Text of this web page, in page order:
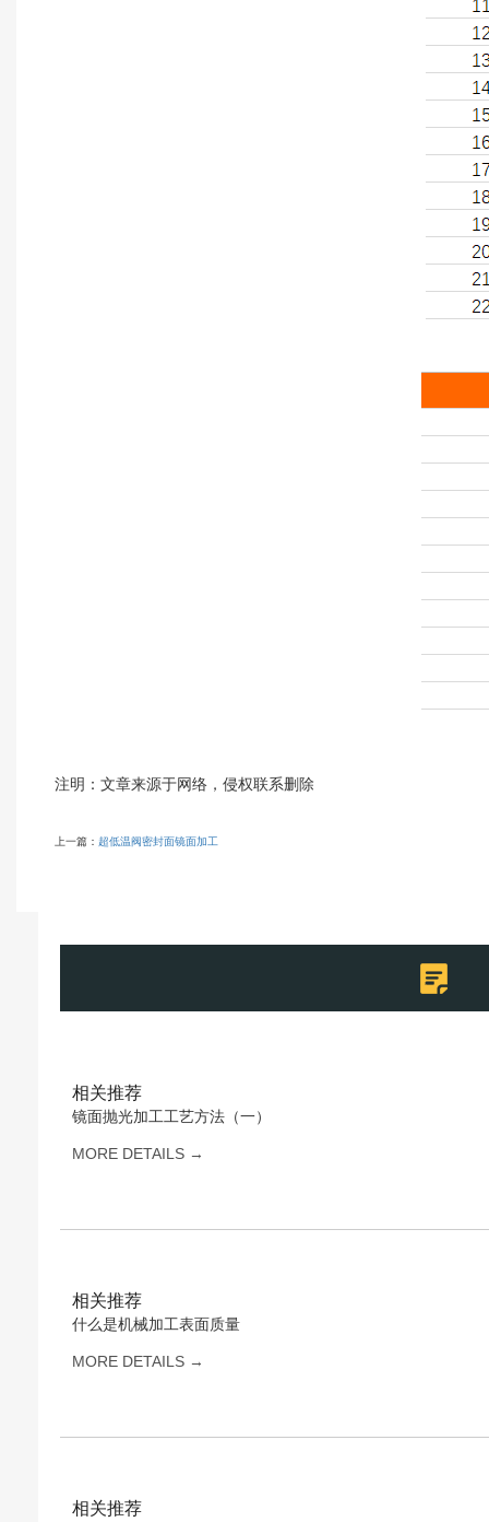
注明：文章来源于网络，侵权联系删除
上一篇：超低温阀密封面镜面加工
相关推荐
镜面抛光加工工艺方法（一）
MORE DETAILS →
相关推荐
什么是机械加工表面质量
MORE DETAILS →
相关推荐